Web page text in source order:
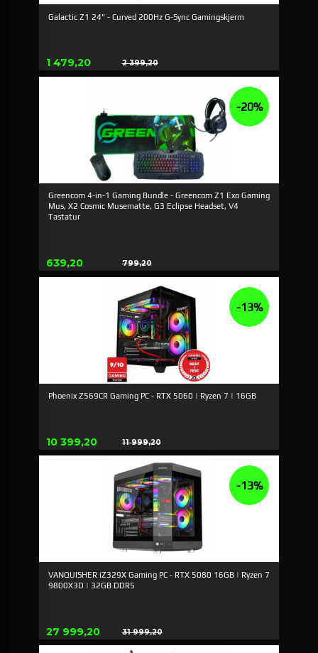
Galactic Z1 24" - Curved 200Hz G-Sync Gamingskjerm
Erbjudande
1 479,20 2 399,20
Rabatt
Greencom 4-in-1 Gaming Bundle - Greencom Z1 Exo Gaming
Mus, X2 Cosmic Musematte, G3 Eclipse Headset, V4
Tastatur
Erbjudande
639,20 799,20
Rabatt
-20%
Phoenix Z569CR Gaming PC - RTX 5060 | Ryzen 7 | 16GB
Erbjudande
10 399,20 11 999,20
Rabatt
-13%
VANQUISHER iZ329X Gaming PC - RTX 5080 16GB | Ryzen 7
9800X3D | 32GB DDR5
Erbjudande
27 999,20 31 999,20
Rabatt
-13%